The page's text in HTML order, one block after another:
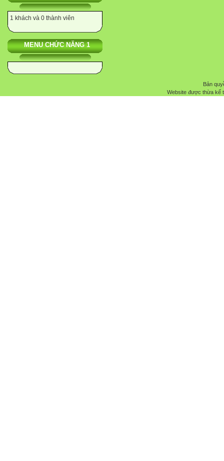
1 khách và 0 thành viên
MENU CHỨC NĂNG 1
Bản
Website được thừa kế